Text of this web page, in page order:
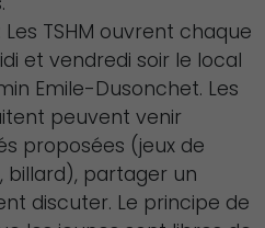
TSHM ouvrent chaque
et vendredi soir le local
Emile-Dusonchet. Les
peuvent venir
proposées (jeux de
partager un
discuter. Le principe de